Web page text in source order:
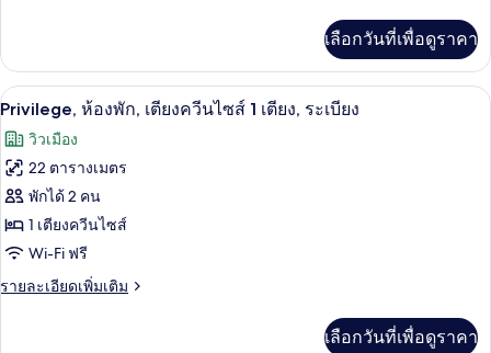
ผู้
พิการ
ไซส์
1
เตียง
เกี่ยว
กับ
Privilege,
พัก,
เตียง
ควีน
ไซส์
เตียง
เลือกวันที่เพื่อดูราคา
เปิด
ภาพถ่าย
ทั้งหมด
ของ
Privilege,
ห้อง
พัก,
มินิบาร์, โต๊ะทำงาน, พื้นที่ทำงานแบบใช้
4
Privilege, ห้องพัก, เตียงควีนไซส์ 1 เตียง, ระเบียง
วิวเมือง
22 ตารางเมตร
พักได้ 2 คน
1 เตียงควีนไซส์
Wi-Fi ฟรี
รายละเอียดเพิ่มเติม
ราย
เลือกวันที่เพื่อดูราคา